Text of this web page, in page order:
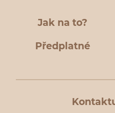
Jak na to?
Předplatné